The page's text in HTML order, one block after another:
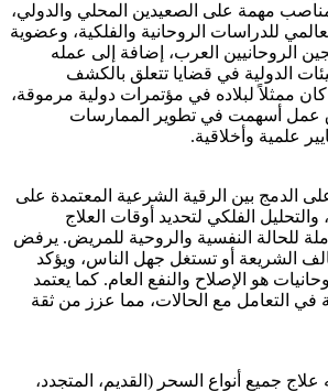
مهمة على الصعيدين المحلي والدولي،
للدراسات الروحانية والفلكية، وعضوية
الروحانيين العرب، إضافة إلى عمله
الدولية في قضايا تتعلق بالكشف
ممثلاً لبلاده في مؤتمرات دولية مرموقة،
عمل أسهمت في تطوير الممارسات
علمية وأخلاقية.
الدمج بين الرقية الشرعية المعتمدة على
الفلكي لتحديد أوقات العلاج
للحالة النفسية والروحية للمريض. يرفض
الشريعة أو تستغل جهل الناس، ويؤكد
هو الإصلاح والنفع العام. كما يعتمد
في التعامل مع الحالات، مما عزز من ثقة
جميع أنواع السحر (القديم، المتجدد،